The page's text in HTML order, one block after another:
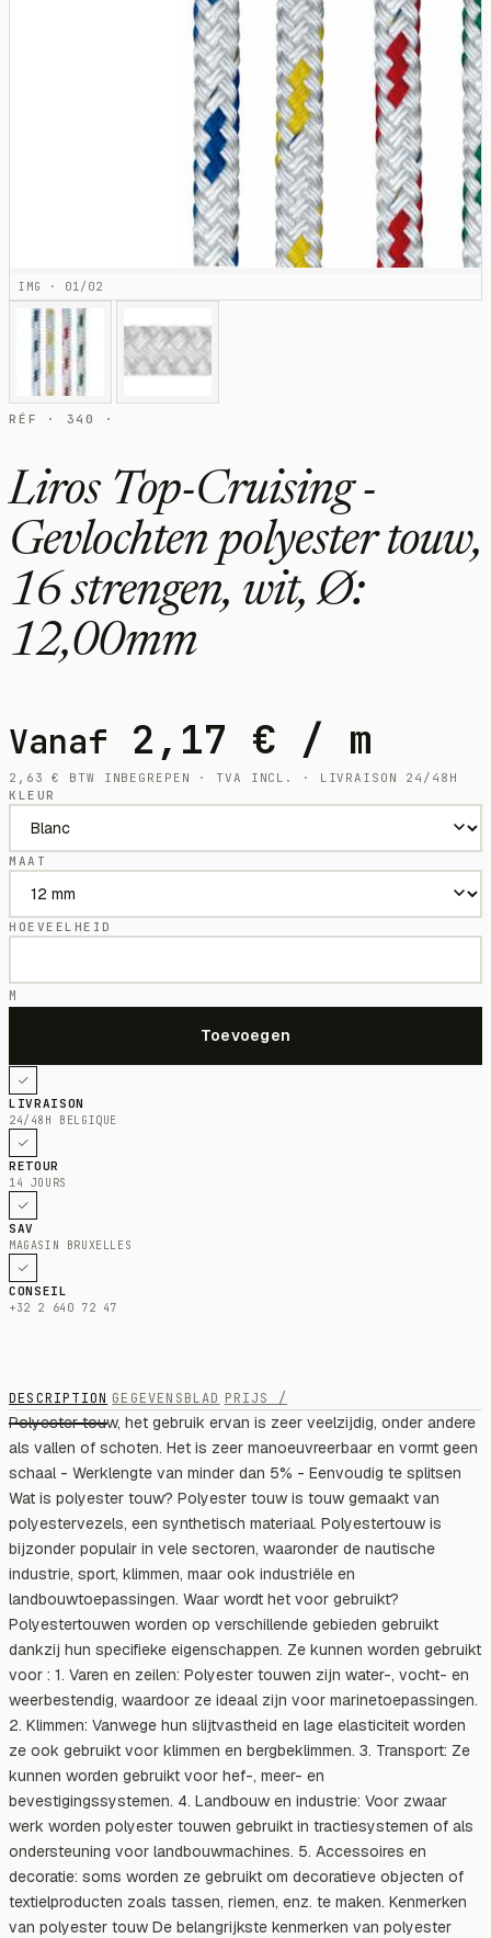
IMG · 01/02
RÉF · 340 ·
Liros Top-Cruising -
Gevlochten polyester touw,
16 strengen, wit, Ø:
12,00mm
Vanaf 2,17 € / m
2,63€
BTW INBEGREPEN · TVA INCL. · LIVRAISON 24/48H
KLEUR
MAAT
HOEVEELHEID
M
LIVRAISON
24/48H BELGIQUE
RETOUR
14 JOURS
SAV
MAGASIN BRUXELLES
CONSEIL
+32 2 640 72 47
DESCRIPTION GEGEVENSBLAD PRIJS /
Polyester touw, het gebruik ervan is zeer veelzijdig, onder andere
als vallen of schoten. Het is zeer manoeuvreerbaar en vormt geen
schaal - Werklengte van minder dan 5% - Eenvoudig te splitsen
Wat is polyester touw? Polyester touw is touw gemaakt van
polyestervezels, een synthetisch materiaal. Polyestertouw is
bijzonder populair in vele sectoren, waaronder de nautische
industrie, sport, klimmen, maar ook industriële en
landbouwtoepassingen. Waar wordt het voor gebruikt?
Polyestertouwen worden op verschillende gebieden gebruikt
dankzij hun specifieke eigenschappen. Ze kunnen worden gebruikt
voor : 1. Varen en zeilen: Polyester touwen zijn water-, vocht- en
weerbestendig, waardoor ze ideaal zijn voor marinetoepassingen.
2. Klimmen: Vanwege hun slijtvastheid en lage elasticiteit worden
ze ook gebruikt voor klimmen en bergbeklimmen. 3. Transport: Ze
kunnen worden gebruikt voor hef-, meer- en
bevestigingssystemen. 4. Landbouw en industrie: Voor zwaar
werk worden polyester touwen gebruikt in tractiesystemen of als
ondersteuning voor landbouwmachines. 5. Accessoires en
decoratie: soms worden ze gebruikt om decoratieve objecten of
textielproducten zoals tassen, riemen, enz. te maken. Kenmerken
van polyester touw De belangrijkste kenmerken van polyester